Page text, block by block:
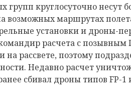
круглосуточно несут
возможных маршрутах
установки и дроны-
расчета с позывным
на рассвете, поэтому
Недавно расчет
сбивал дроны типов FP-1